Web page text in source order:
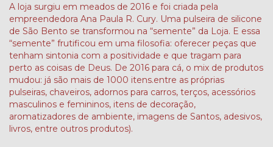
A loja surgiu em meados de 2016 e foi criada pela
empreendedora Ana Paula R. Cury. Uma pulseira de silicone
de São Bento se transformou na “semente” da Loja. E essa
“semente” frutificou em uma filosofia: oferecer peças que
tenham sintonia com a positividade e que tragam para
perto as coisas de Deus. De 2016 para cá, o mix de produtos
mudou: já são mais de 1000 itens.entre as próprias
pulseiras, chaveiros, adornos para carros, terços, acessórios
masculinos e femininos, itens de decoração,
aromatizadores de ambiente, imagens de Santos, adesivos,
livros, entre outros produtos).